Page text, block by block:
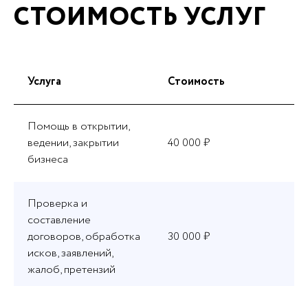
СТОИМОСТЬ УСЛУГ
Услуга Стоимость
Помощь в открытии,
ведении, закрытии
бизнеса
40 000 ₽
Проверка и
составление
договоров, обработка
исков, заявлений,
жалоб, претензий
30 000 ₽